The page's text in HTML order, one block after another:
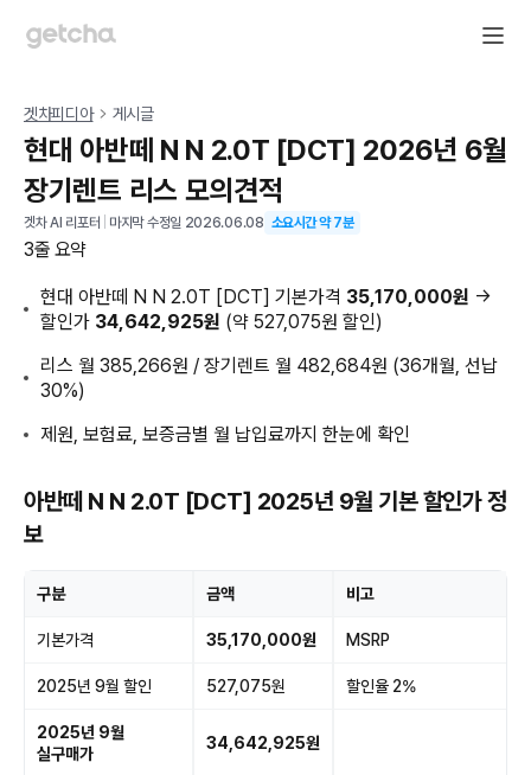
겟차피디아 게시글
현대 아반떼 N N 2.0T [DCT] 2026년 6월
장기렌트 리스 모의견적
겟차 AI 리포터 마지막 수정일 2026.06.08 소요시간 약7분
3줄 요약
현대 아반떼 N N 2.0T [DCT] 기본가격 35,170,000원 →
할인가 34,642,925원 (약 527,075원 할인)
리스 월 385,266원 / 장기렌트 월 482,684원 (36개월, 선납
30%)
제원, 보험료, 보증금별 월 납입료까지 한눈에 확인
아반떼 N N 2.0T [DCT] 2025년 9월 기본 할인가 정
보
구분 금액 비고
기본가격 35,170,000원 MSRP
2025년 9월 할인 527,075원 할인율 2%
2025년 9월
실구매가
34,642,925원